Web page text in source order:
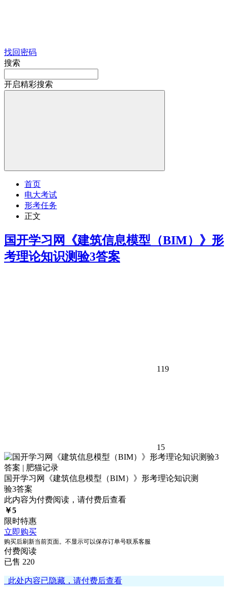
找回密码
搜索
开启精彩搜索
首页
电大考试
形考任务
正文
国开学习网《建筑信息模型（BIM）》形
考理论知识测验3答案
119
15
国开学习网《建筑信息模型（BIM）》形考理论知识测
验3答案
此内容为付费阅读，请付费后查看
￥5
限时特惠
立即购买
购买后刷新当前页面。不显示可以保存订单号联系客服
付费阅读
已售 220
此处内容已隐藏，请付费后查看